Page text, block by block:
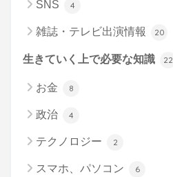
SNS 4
雑誌・テレビ出演情報 20
生きていく上で必要な知識 22
お金 8
政治 4
テクノロジー 2
スマホ、パソコン 6